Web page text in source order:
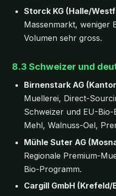
Storck KG (Halle/
Massenmarkt, weniger
Volumen sehr gross.
8.3 Schweizer und
Birnenstark AG
Muellerei, Direct-
Schweizer und EU-
Mehl, Walnuss-Oel,
Mühle Suter AG
Regionale Premium-
Bio-Programm.
Cargill GmbH (Krefeld/